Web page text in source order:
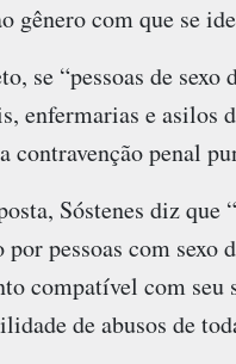
gênero com que se
se “pessoas de
enfermarias e asilos
contravenção penal
Sóstenes diz que
pessoas com sexo
compatível com seu
de abusos de